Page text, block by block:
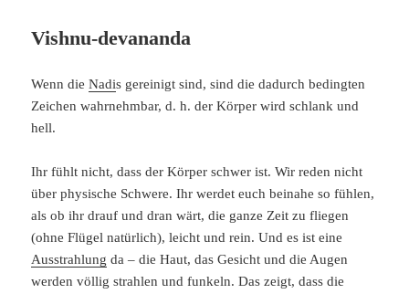
Vishnu-devananda
Wenn dieNadis gereinigt sind, sind die dadurch bedingten
Zeichen wahrnehmbar, d. h. der Körper wird schlank und
hell.
Ihr fühlt nicht, dass der Körper schwer ist. Wir reden nicht
über physische Schwere. Ihr werdet euch beinahe so fühlen,
als ob ihr drauf und dran wärt, die ganze Zeit zu fliegen
(ohne Flügel natürlich), leicht und rein. Und es ist eine
Ausstrahlung da – die Haut, das Gesicht und die Augen
werden völlig strahlen und funkeln. Das zeigt, dass die